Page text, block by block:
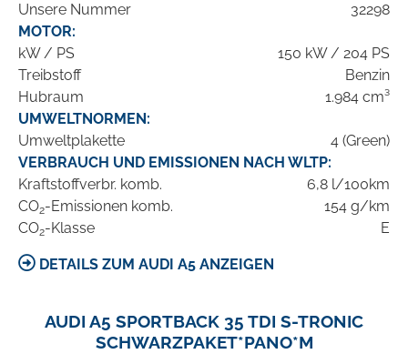
Unsere Nummer
32298
MOTOR:
kW / PS
150 kW / 204 PS
Treibstoff
Benzin
Hubraum
1.984 cm³
UMWELTNORMEN:
Umweltplakette
4 (Green)
VERBRAUCH UND EMISSIONEN NACH WLTP:
Kraftstoffverbr. komb.
6,8 l/100km
CO2-Emissionen komb.
154 g/km
CO2-Klasse E
DETAILS ZUM AUDI A5 ANZEIGEN
AUDI A5 SPORTBACK 35 TDI S-TRONIC
SCHWARZPAKET*PANO*M